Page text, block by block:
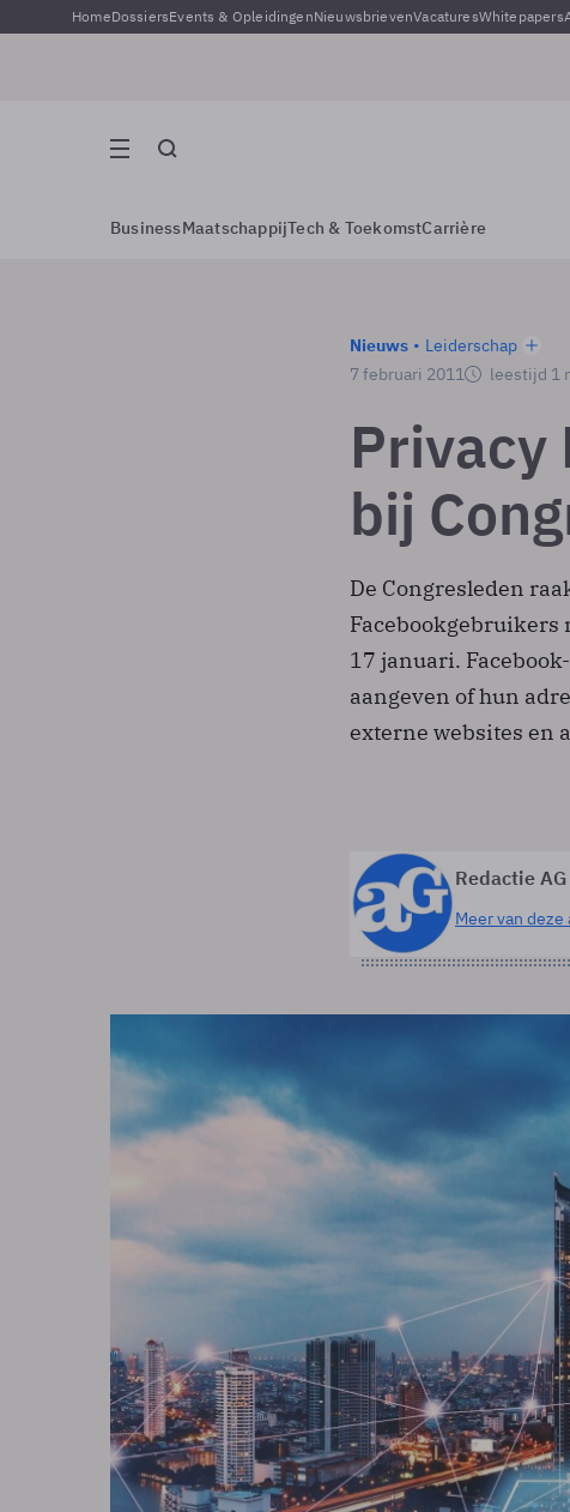
HomeDossiersEvents & OpleidingenNieuwsbrievenVacaturesWhitepapers
BusinessMaatschappijTech & ToekomstCarrière
Nieuws
Leiderschap
7 februari 2011
leestijd 1
Privacy
bij
De Congresleden
Facebookgebruikers
17 januari.
aangeven of hun
externe websites en
Redactie
Meer van deze